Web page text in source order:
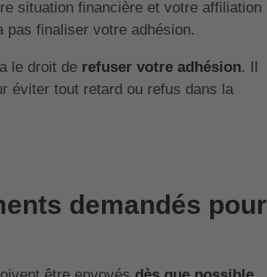
situation financière et votre affiliation
finaliser votre adhésion.
le droit de refuser votre adhésion. Il
éviter tout retard ou refus dans la
demandés pour